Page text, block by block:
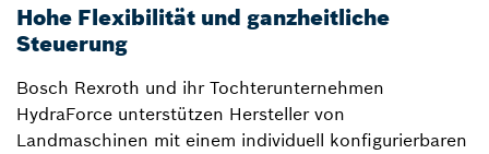
Hohe Flexibilität und ganzheitliche
Steuerung
Bosch Rexroth und ihr Tochterunternehmen
HydraForce unterstützen Hersteller von
Landmaschinen mit einem individuell konfigurierbaren